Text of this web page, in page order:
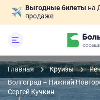
Выгодные билеты на
продаже
Главная Круизы
Волгоград – Нижний
Сергей Кучкин